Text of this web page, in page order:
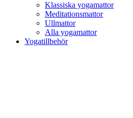
Klassiska yogamattor
Meditationsmattor
Ullmattor
Alla yogamattor
Yogatillbehör